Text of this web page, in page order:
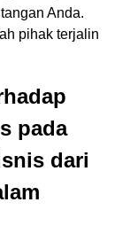
Anda.
pihak terjalin
pada
dari